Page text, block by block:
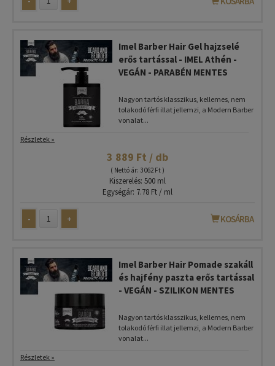
Imel Barber Hair Gel hajzselé
erős tartással - IMEL Athén -
VEGÁN - PARABÉN MENTES
Nagyon tartós klasszikus, kellemes, nem
tolakodó férfi illat jellemzi, a Modern Barber
vonalat...
Részletek »
3 889 Ft / db
( Nettó ár: 3 062 Ft )
Kiszerelés: 500 ml
Egységár: 7.78 Ft / ml
- + KOSÁRBA
Imel Barber Hair Pomade szakáll
és hajfény paszta erős tartással
- VEGÁN - SZILIKON MENTES
Nagyon tartós klasszikus, kellemes, nem
tolakodó férfi illat jellemzi, a Modern Barber
vonalat...
Részletek »